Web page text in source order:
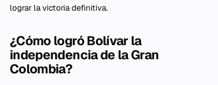
lograr la victoria definitiva.
¿Cómo logró Bolívar la
independencia de la Gran
Colombia?